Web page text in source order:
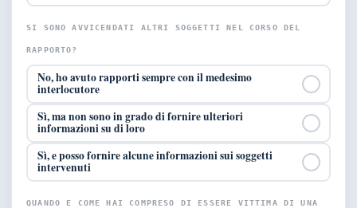
SI SONO AVVICENDATI ALTRI SOGGETTI NEL CORSO DEL
RAPPORTO?
No, ho avuto rapporti sempre con il medesimo
interlocutore
Sì, ma non sono in grado di fornire ulteriori
informazioni su di loro
Sì, e posso fornire alcune informazioni sui soggetti
intervenuti
QUANDO E COME HAI COMPRESO DI ESSERE VITTIMA DI UNA